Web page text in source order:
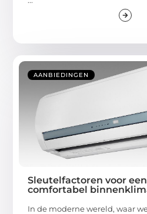
AANBIEDINGEN
Sleutelfactoren voor
comfortabel
In de moderne wereld, waar